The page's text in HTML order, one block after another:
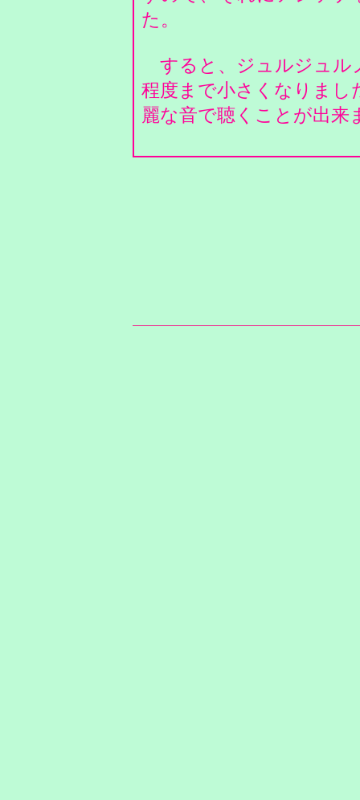
た。
すると、ジュルジュル
程度まで小さくなりま
麗な音で聴くことが出来